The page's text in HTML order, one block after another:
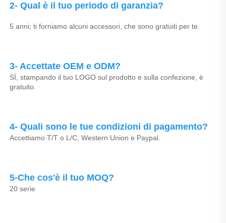
2- Qual è il tuo periodo di garanzia?
5 anni; ti forniamo alcuni accessori, che sono gratuiti per te.
3- Accettate OEM e ODM?
SÌ, stampando il tuo LOGO sul prodotto e sulla confezione, è
gratuito.
4- Quali sono le tue condizioni di pagamento?
Accettiamo T/T o L/C, Western Union e Paypal.
5-Che cos'è il tuo MOQ?
20 serie